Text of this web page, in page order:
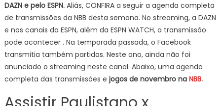
DAZN e pelo ESPN. Aliás, CONFIRA a seguir a agenda completa
de transmissões da NBB desta semana. No streaming, a DAZN
e nos canais da ESPN, além da ESPN WATCH, a transmissão
pode acontecer . Na temporada passada, o Facebook
transmitia também partidas. Neste ano, ainda não foi
anunciado o streaming neste canal. Abaixo, uma agenda
completa das transmissões e jogos de novembro na NBB.